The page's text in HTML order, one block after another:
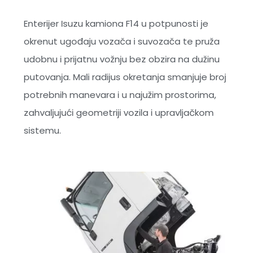
Enterijer Isuzu kamiona F14 u potpunosti je
okrenut ugođaju vozača i suvozača te pruža
udobnu i prijatnu vožnju bez obzira na dužinu
putovanja. Mali radijus okretanja smanjuje broj
potrebnih manevara i u najužim prostorima,
zahvaljujući geometriji vozila i upravljačkom
sistemu.